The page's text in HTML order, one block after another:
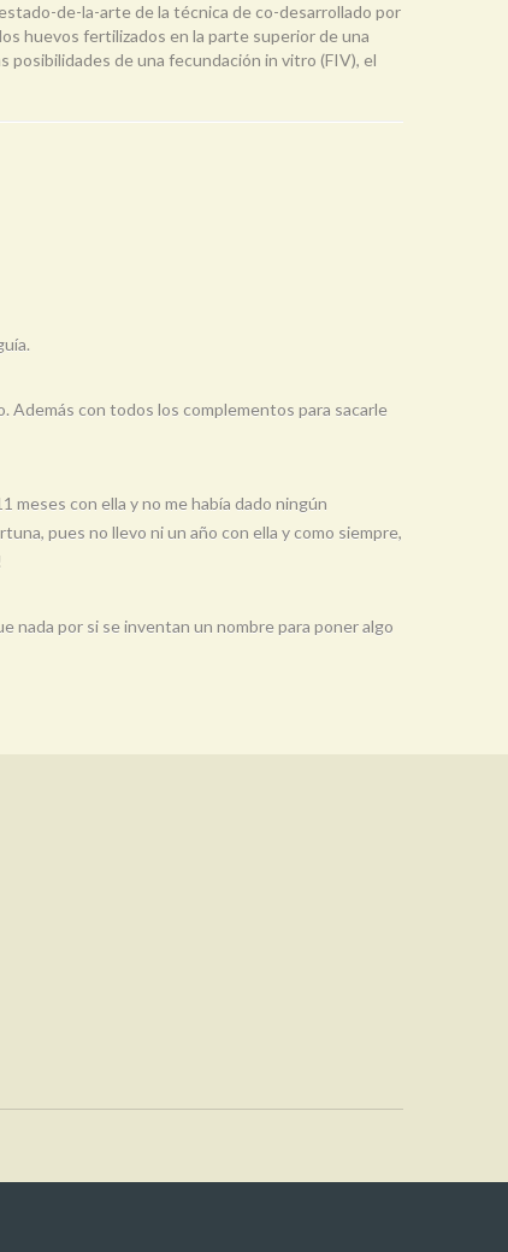
de-la-arte de la técnica de co-desarrollado por
huevos fertilizados en la parte superior de una
posibilidades de una fecundación in vitro (FIV), el
Además con todos los complementos para sacarle
meses con ella y no me había dado ningún
pues no llevo ni un año con ella y como siempre,
nada por si se inventan un nombre para poner algo